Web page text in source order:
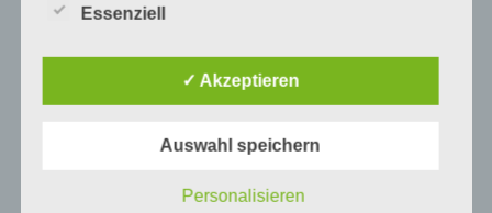
im FabLab Karlsruhe
Schutz nicht gewährleistet werden kann. Aus
frei, personenbezogene Daten auch auf
alternativen Wegen, beispielsweise telefonisch, an
uns zu übermitteln.
Begriffsbestimmungen
Begrifflichkeiten, die durch den Europäischen
Essenziell
✓ Akzeptieren
Auswahl speichern
Personalisieren